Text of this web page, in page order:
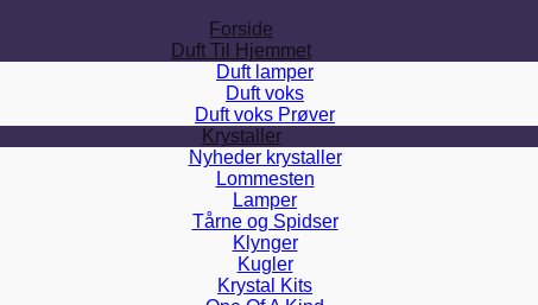
Forside
Duft Til Hjemmet
Duft lamper
Duft voks
Duft voks Prøver
Krystaller
Nyheder krystaller
Lommesten
Lamper
Tårne og Spidser
Klynger
Kugler
Krystal Kits